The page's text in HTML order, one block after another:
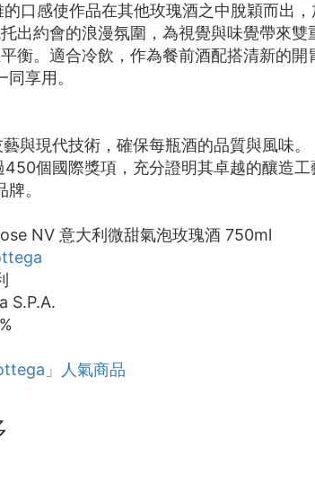
口感使作品在其他玫瑰酒之中脫穎而出
出約會的浪漫氛圍，為視覺與味覺帶來
衡。適合冷飲，作為餐前酒配搭清新的
享用。
與現代技術，確保每瓶酒的品質與風味
個國際獎項，充分證明其卓越的釀造
。
NV 意大利微甜氣泡玫瑰酒 750ml
S.P.A.
」人氣商品